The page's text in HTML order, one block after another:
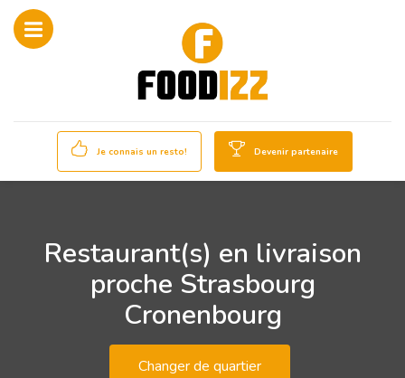
Je connais un resto! Devenir partenaire
Restaurant(s) en livraison
proche Strasbourg
Cronenbourg
Changer de quartier